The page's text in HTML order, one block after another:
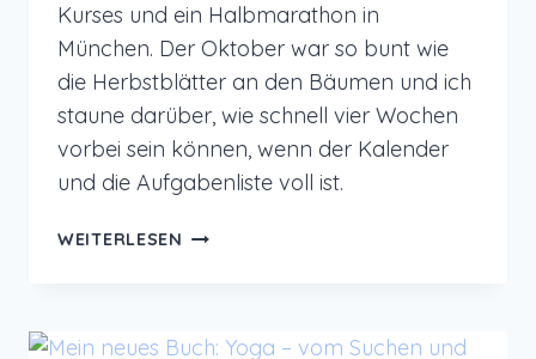
Kurses und ein Halbmarathon in
München. Der Oktober war so bunt wie
die Herbstblätter an den Bäumen und ich
staune darüber, wie schnell vier Wochen
vorbei sein können, wenn der Kalender
und die Aufgabenliste voll ist.
WEITERLESEN MONATSRÜCKBLICK
BUNT